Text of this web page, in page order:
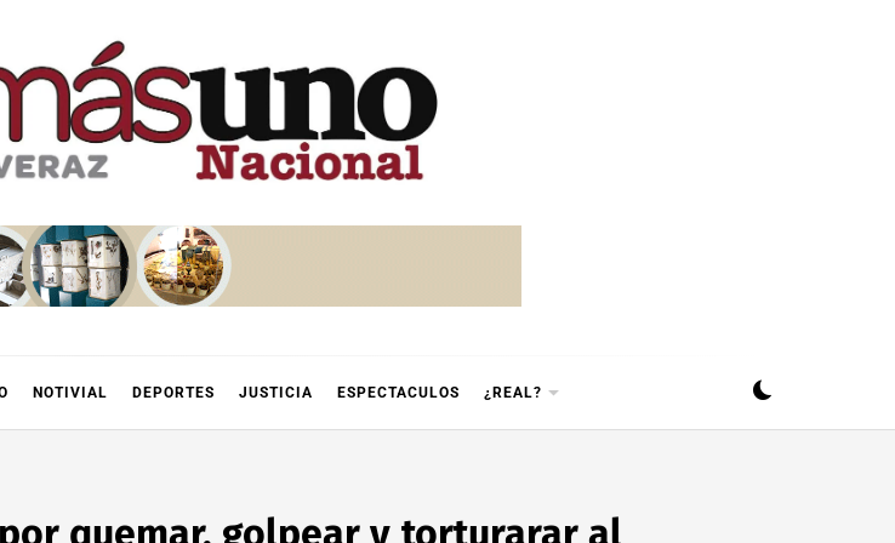
NOTIVIAL DEPORTES JUSTICIA ESPECTACULOS ¿REAL?
quemar, golpear y torturarar al